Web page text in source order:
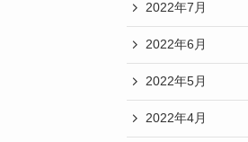
2022年7月
2022年6月
2022年5月
2022年4月